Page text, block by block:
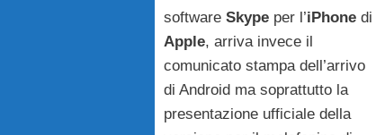
software Skype per l’iPhone di
Apple, arriva invece il
comunicato stampa dell’arrivo
di Android ma soprattutto la
presentazione ufficiale della